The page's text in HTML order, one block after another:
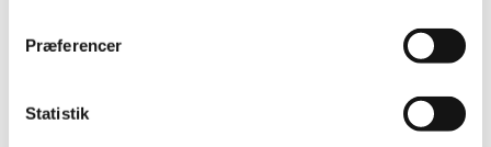
Præferencer
Statistik